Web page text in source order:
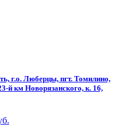
г.о. Люберцы, пгт. Томилино,
й км Новорязанского, к. 16,